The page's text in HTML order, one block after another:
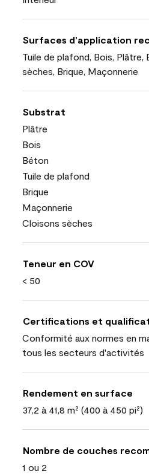
Surfaces d’application
Tuile de plafond, Bois, Plâtre,
sèches, Brique, Maçonnerie
Substrat
Plâtre
Bois
Béton
Tuile de plafond
Brique
Maçonnerie
Cloisons sèches
Teneur en COV
< 50
Certifications et
Conformité aux normes en
tous les secteurs d'activités
Rendement en surface
37,2 à 41,8 m² (400 à 450 pi²)
Nombre de couches
1 ou 2